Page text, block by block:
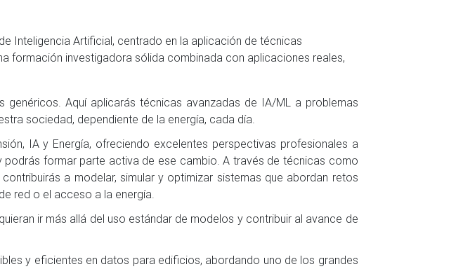
Inteligencia Artificial, centrado en la aplicación de técnicas
formación investigadora sólida combinada con aplicaciones reales,
Aquí aplicarás técnicas avanzadas de IA/ML a problemas
sociedad, dependiente de la energía, cada día.
IA y Energía, ofreciendo excelentes perspectivas profesionales a
formar parte activa de ese cambio. A través de técnicas como
a modelar, simular y optimizar sistemas que abordan retos
red o el acceso a la energía.
ir más allá del uso estándar de modelos y contribuir al avance de
y eficientes en datos para edificios, abordando uno de los grandes